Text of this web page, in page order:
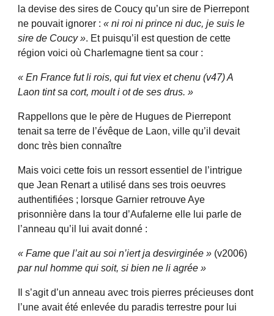
la devise des sires de Coucy qu’un sire de Pierrepont
ne pouvait ignorer :« ni roi ni prince ni duc, je suis le
sire de Coucy ». Et puisqu’il est question de cette
région voici où Charlemagne tient sa cour :
« En France fut li rois, qui fut viex et chenu (v47) A
Laon tint sa cort, moult i ot de ses drus. »
Rappellons que le père de Hugues de Pierrepont
tenait sa terre de l’évêque de Laon, ville qu’il devait
donc très bien connaître
Mais voici cette fois un ressort essentiel de l’intrigue
que Jean Renart a utilisé dans ses trois oeuvres
authentifiées ; lorsque Garnier retrouve Aye
prisonnière dans la tour d’Aufalerne elle lui parle de
l’anneau qu’il lui avait donné :
« Fame que l’ait au soi n’iert ja desvirginée » (v2006)
par nul homme qui soit, si bien ne li agrée »
Il s’agit d’un anneau avec trois pierres précieuses dont
l’une avait été enlevée du paradis terrestre pour lui